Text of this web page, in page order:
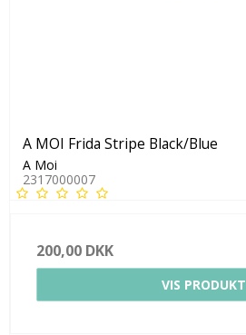
A MOI Frida Stripe Black/Blue
A Moi
2317000007
200,00 DKK
VIS PRODUKT